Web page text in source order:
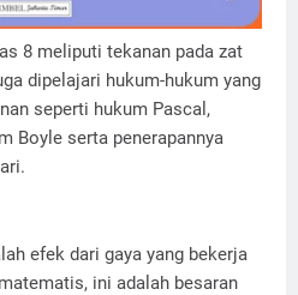
8 meliputi tekanan pada zat
dipelajari hukum-hukum yang
seperti hukum Pascal,
Boyle serta penerapannya
efek dari gaya yang bekerja
ini adalah besaran